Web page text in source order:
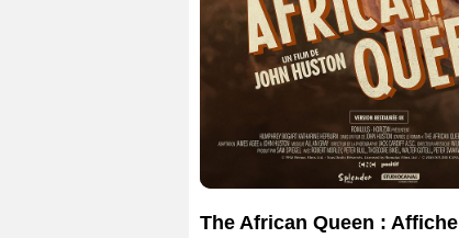
The African Queen : Affiche